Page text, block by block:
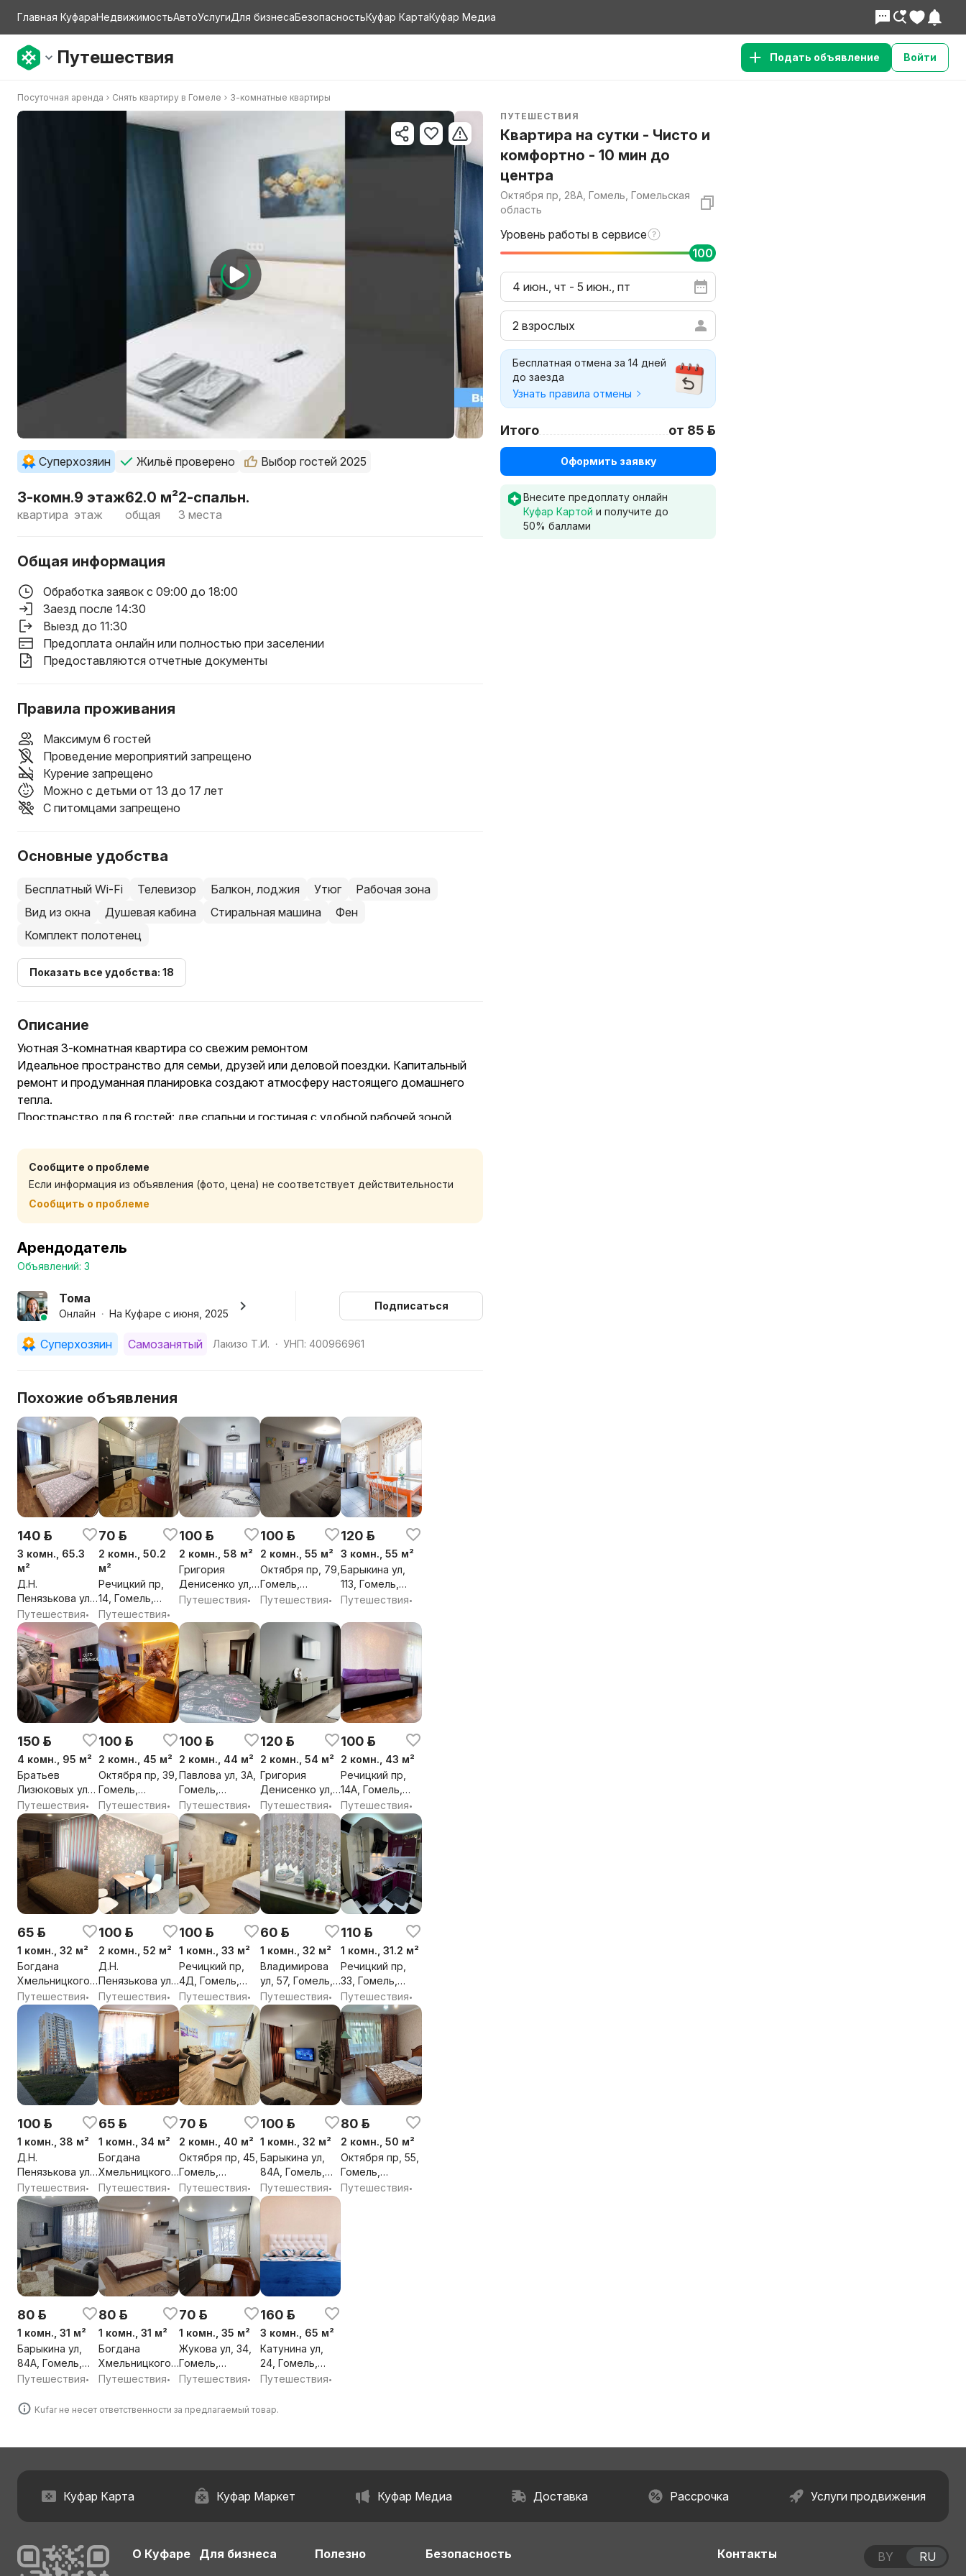
Главная КуфараНедвижимостьАвтоУслугиДля бизнесаБезопасностьКуфар КартаКуфар Медиа
Путешествия Подать объявление Войти
Посуточная аренда Снять квартиру в Гомеле 3-комнатныe квартиры
Суперхозяин Жильё проверено Выбор гостей 2025
3-комн.
квартира
9 этаж
этаж
62.0 м²
общая
2-спальн.
3 места
Общая информация
Обработка заявок с 09:00 до 18:00
Заезд после 14:30
Выезд до 11:30
Предоплата онлайн или полностью при заселении
Предоставляются отчетные документы
Правила проживания
Максимум 6 гостей
Проведение мероприятий запрещено
Курение запрещено
Можно с детьми от 13 до 17 лет
С питомцами запрещено
Основные удобства
Бесплатный Wi-Fi Телевизор Балкон, лоджия Утюг
Рабочая зона
Вид из окна
Душевая кабина Стиральная машина
Фен
Комплект полотенец
Показать все удобства: 18
Описание
Уютная 3-комнатная квартира со свежим ремонтом
Идеальное пространство для семьи, друзей или деловой поездки. Капитальный
ремонт и продуманная планировка создают атмосферу настоящего домашнего
тепла.
Пространство для 6 гостей: две спальни и гостиная с удобной рабочей зоной.
просторных дивана.
Техника и быт: Smart TV, безлимитный Wi-Fi, стиральная машина, микроволновка,
холодильник, чайник, утюг и фен. Полностью оборудованная кухня с посудой.
Всё включено: свежее постельное бельё, полотенца, средства гигиены (шампунь,
гель, зубные щётки), стиральный порошок, чай, кофе и сахар. Заезжайте и
Расположение: тихий и безопасный район. Магазин «Грошик» — 3 мин пешком,
областная больница и вузы (Кооперации, Сухого, Митсо) — 10 мин.
Заезд: с 14:30 | Выезд: до 11:30
Бронирование по предоплате. При заселении необходим паспорт.
Квартира сдаётся исключительно для спокойного проживания. Вечеринки и приём
сторонних гостей не предусмотрены.
Сообщите о проблеме
Если информация из объявления (фото, цена) не соответствует действительности
Сообщить о проблеме
Арендодатель
Объявлений: 3
Тома
Онлайн • На Куфаре с июня, 2025
Подписаться
Суперхозяин Самозанятый Лакизо Т.И. • УНП: 400966961
Похожие объявления
140 р.
3 комн., 65.3
м²
Д.Н.
Пенязькова ул,
9, Гомель,
Гомельская
обл.
Путешествия•
70 р.
2 комн., 50.2
м²
Речицкий пр,
14, Гомель,
Гомельская
обл.
Путешествия•
100 р.
2 комн., 58 м²
Григория
Денисенко ул,
26, Гомель,
обл.
Путешествия•
100 р.
2 комн., 55 м²
Октября пр, 79,
Гомель,
Гомельская
Путешествия•
120 р.
3 комн., 55 м²
Барыкина ул,
113, Гомель,
Гомельская
Путешествия•
150 р.
4 комн., 95 м²
Братьев
Лизюковых ул,
30, Гомель,
Гомельская
обл.
Путешествия•
100 р.
2 комн., 45 м²
Октября пр, 39,
Гомель,
Гомельская
обл.
Путешествия•
100 р.
2 комн., 44 м²
Павлова ул, 3А,
Гомель,
Гомельская
обл.
Путешествия•
120 р.
2 комн., 54 м²
Григория
Денисенко ул,
46, Гомель,
Гомельская
обл.
Путешествия•
100 р.
2 комн., 43 м²
Речицкий пр,
14А, Гомель,
Гомельская
обл.
Путешествия•
65 р.
1 комн., 32 м²
Богдана
Хмельницкого
ул, 95, Гомель,
Гомельская
Путешествия•
100 р.
2 комн., 52 м²
Д.Н.
Пенязькова ул,
9, Гомель,
Гомельская
обл.
Путешествия•
100 р.
1 комн., 33 м²
Речицкий пр,
4Д, Гомель,
Гомельская
обл.
Путешествия•
60 р.
1 комн., 32 м²
Владимирова
ул, 57, Гомель,
Гомельская
обл.
Путешествия•
110 р.
1 комн., 31.2 м²
Речицкий пр,
33, Гомель,
Гомельская
обл.
Путешествия•
100 р.
1 комн., 38 м²
Д.Н.
Пенязькова ул,
43, Гомель,
Гомельская
Путешествия•
65 р.
1 комн., 34 м²
Богдана
Хмельницкого
ул, 93, Гомель,
Гомельская
обл.
Путешествия•
70 р.
2 комн., 40 м²
Октября пр, 45,
Гомель,
Гомельская
обл.
Путешествия•
100 р.
1 комн., 32 м²
Барыкина ул,
84А, Гомель,
Гомельская
обл.
Путешествия•
80 р.
2 комн., 50 м²
Октября пр, 55,
Гомель,
Гомельская
Путешествия•
80 р.
1 комн., 31 м²
Барыкина ул,
84А, Гомель,
Гомельская
Путешествия•
80 р.
1 комн., 31 м²
Богдана
Хмельницкого
ул, 91, Гомель,
обл.
Путешествия•
70 р.
1 комн., 35 м²
Жукова ул, 34,
Гомель,
Гомельская
Путешествия•
160 р.
3 комн., 65 м²
Катунина ул,
24, Гомель,
Гомельская
Путешествия•
Kufar не несет ответственности за предлагаемый товар.
ПУТЕШЕСТВИЯ
Квартира на сутки - Чисто и
комфортно - 10 мин до
центра
Октября пр, 28А, Гомель, Гомельская
область
Уровень работы в сервисе
100
4 июн., чт - 5 июн., пт
2 взрослых
Бесплатная отмена за 14 дней
до заезда
Узнать правила отмены
Итого от 85 р.
Оформить заявку
Внесите предоплату онлайн
Куфар Картой и получите до
50% баллами
Куфар Карта Куфар Маркет Куфар Медиа Доставка Рассрочка Услуги продвижения
О Куфаре Для бизнеса Полезно Безопасность Контакты BY RU